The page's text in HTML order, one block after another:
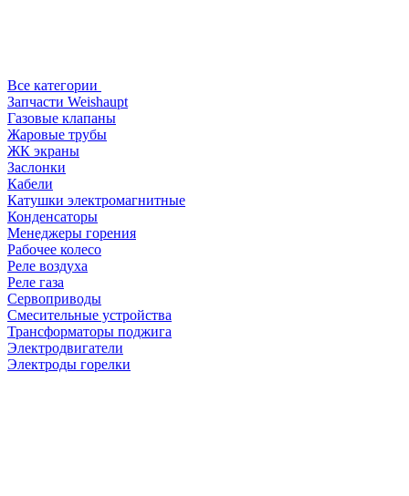
Все категории
Запчасти Weishaupt
Газовые клапаны
Жаровые трубы
ЖК экраны
Заслонки
Кабели
Катушки электромагнитные
Конденсаторы
Менеджеры горения
Рабочее колесо
Реле воздухa
Реле газа
Сервоприводы
Смесительные устройства
Трансформаторы поджига
Электродвигатели
Электроды горелки